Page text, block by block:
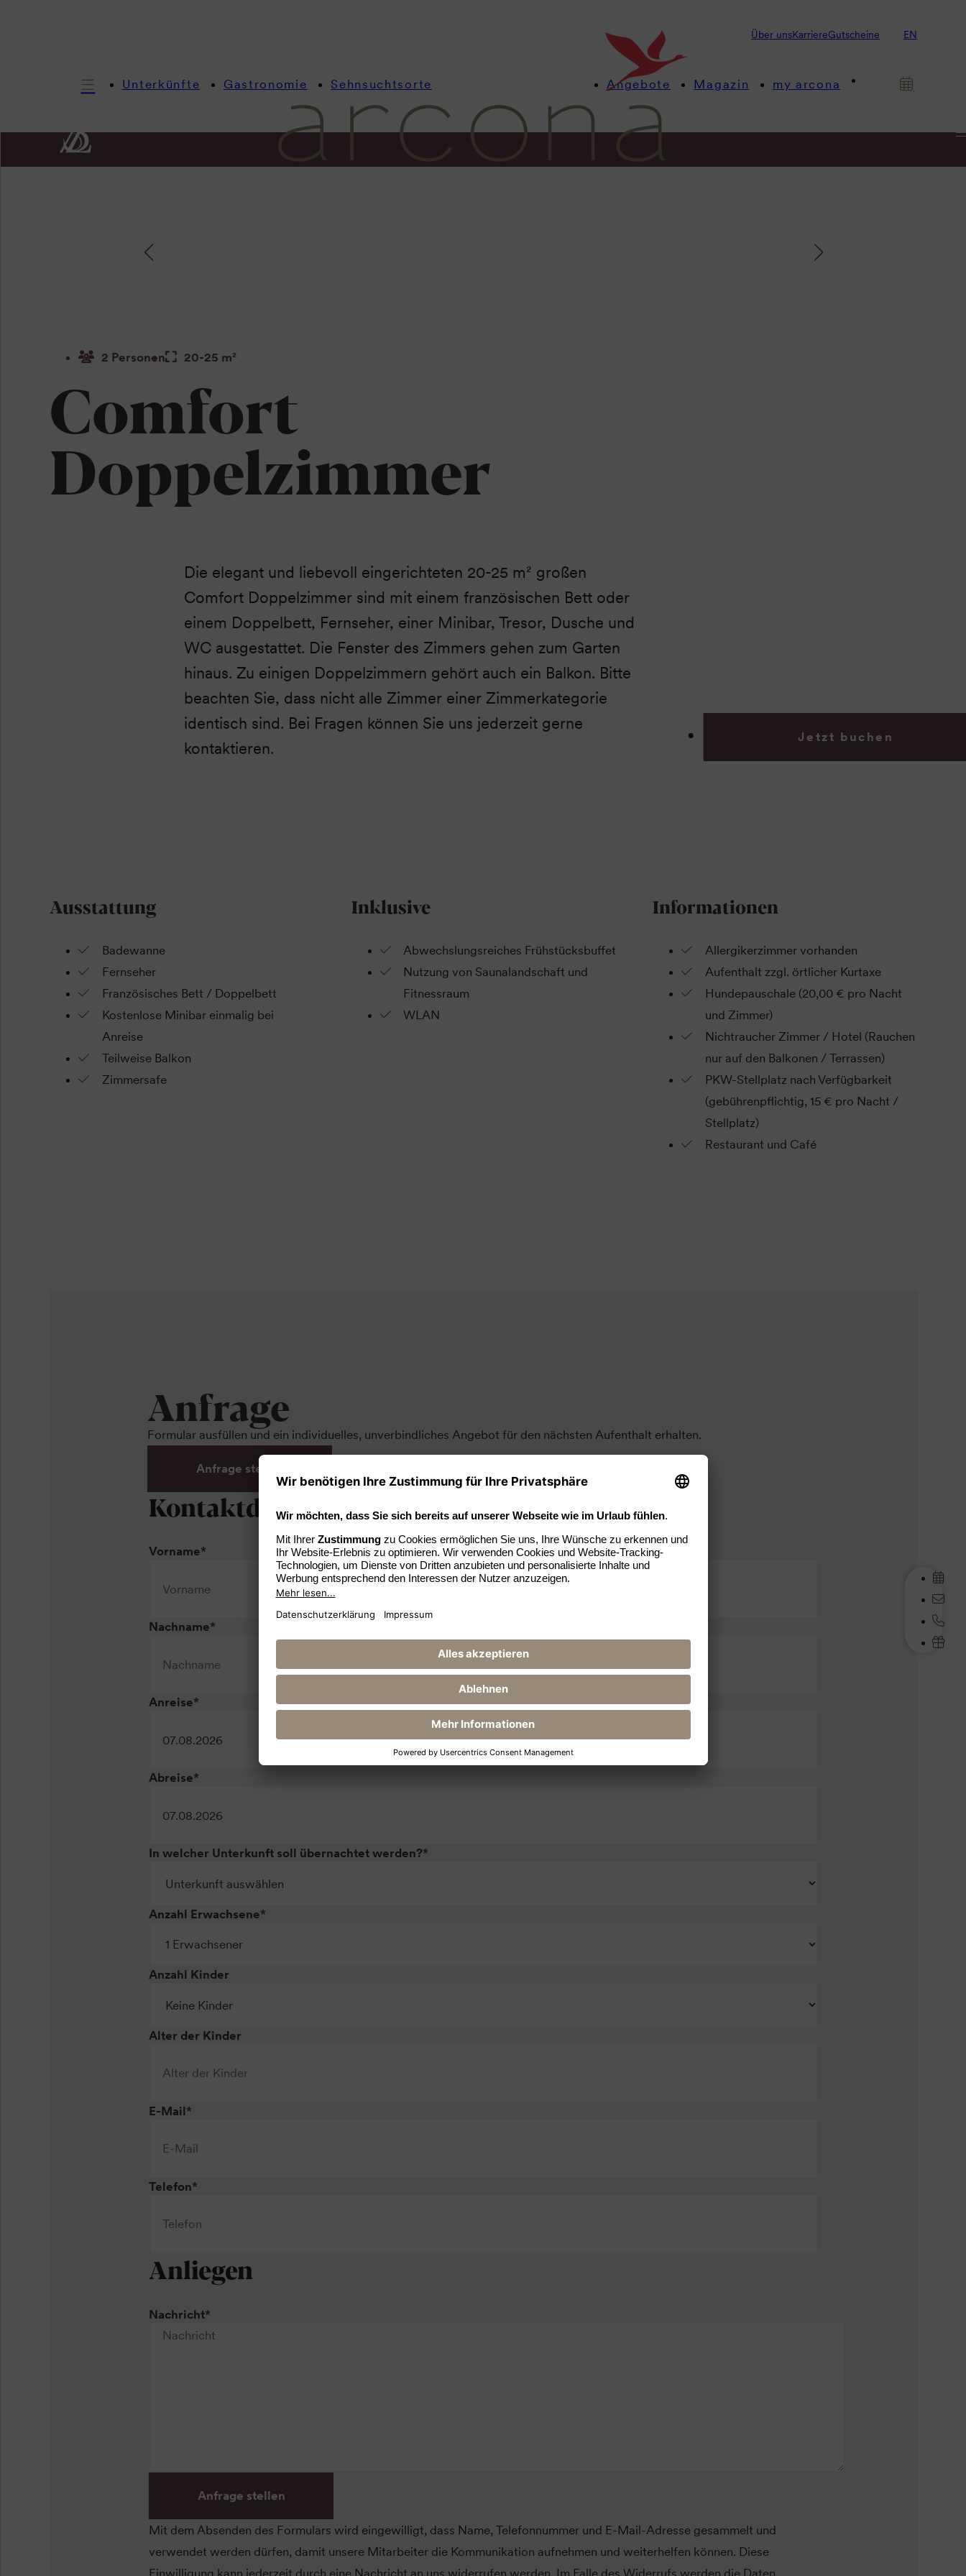
Über unsKarriereGutscheine EN
Unterkünfte Gastronomie Sehnsuchtsorte Angebote Magazin my arcona
2 Personen 20-25 m²
Comfort
Doppelzimmer
Die elegant und liebevoll eingerichteten 20-25 m² großen
Comfort Doppelzimmer sind mit einem französischen Bett oder
einem Doppelbett, Fernseher, einer Minibar, Tresor, Dusche und
WC ausgestattet. Die Fenster des Zimmers gehen zum Garten
hinaus. Zu einigen Doppelzimmern gehört auch ein Balkon. Bitte
beachten Sie, dass nicht alle Zimmer einer Zimmerkategorie
identisch sind. Bei Fragen können Sie uns jederzeit gerne
kontaktieren.
Jetzt buchen
Ausstattung
Badewanne
Fernseher
Französisches Bett / Doppelbett
Kostenlose Minibar einmalig bei
Anreise
Teilweise Balkon
Zimmersafe
Inklusive
Abwechslungsreiches Frühstücksbuffet
Nutzung von Saunalandschaft und
Fitnessraum
WLAN
Informationen
Allergikerzimmer vorhanden
Aufenthalt zzgl. örtlicher Kurtaxe
Hundepauschale (20,00 € pro Nacht
und Zimmer)
Nichtraucher Zimmer / Hotel (Rauchen
nur auf den Balkonen / Terrassen)
PKW-Stellplatz nach Verfügbarkeit
(gebührenpflichtig, 15 € pro Nacht /
Stellplatz)
Restaurant und Café
Anfrage
Formular ausfüllen und ein individuelles, unverbindliches Angebot für den nächsten Aufenthalt erhalten.
Anfrage stellen
Kontaktdaten
Vorname*
Nachname*
Anreise*
Abreise*
In welcher Unterkunft soll übernachtet werden?*
Anzahl Erwachsene*
Anzahl Kinder
Alter der Kinder
E-Mail*
Telefon*
Anliegen
Nachricht*
Anfrage stellen
Mit dem Absenden des Formulars wird eingewilligt, dass Name, Telefonnummer und E-Mail-Adresse gesammelt und
verwendet werden dürfen, damit unsere Mitarbeiter die Kommunikation aufnehmen und weiterhelfen können. Diese
Einwilligung kann jederzeit durch eine Nachricht an uns widerrufen werden. Im Falle des Widerrufs werden die Daten